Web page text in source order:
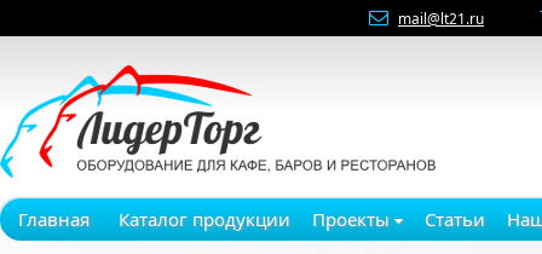
mail@lt21.ru
Главная Каталог продукции Проекты Статьи